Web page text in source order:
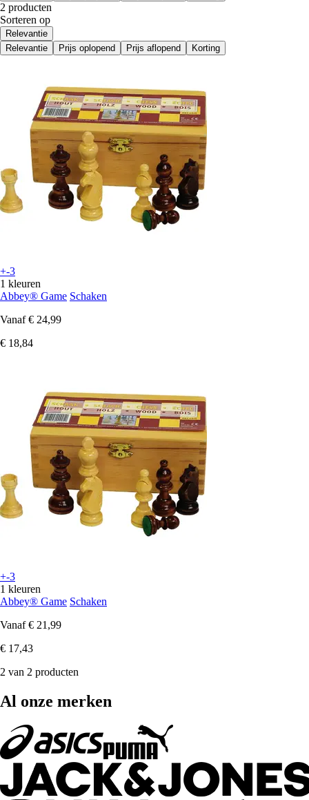
2 producten
Sorteren op
Relevantie
Relevantie
Prijs oplopend Prijs aflopend Korting
+-3
1 kleuren
Abbey® Game Schaken
Vanaf € 24,99
€ 18,84
+-3
1 kleuren
Abbey® Game Schaken
Vanaf € 21,99
€ 17,43
2 van 2 producten
Al onze merken